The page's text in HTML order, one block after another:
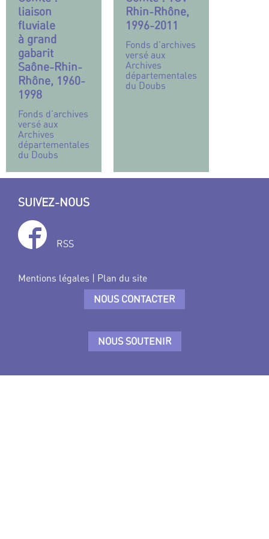
liaison
fluviale
à grand
gabarit
Saône-Rhin-
Rhône, 1960-
1998
Fonds d’archives
versé aux
Archives
départementales
du Doubs
Rhin-Rhône,
1996-2011
Fonds d’archives
versé aux
Archives
départementales
du Doubs
SUIVEZ-NOUS
RSS
Mentions légales | Plan du site
NOUS CONTACTER
NOUS SOUTENIR